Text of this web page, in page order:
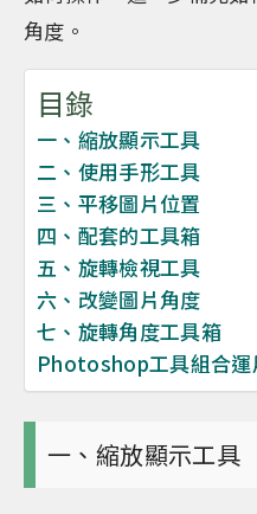
角度。
目錄
一、縮放顯示工具
二、使用手形工具
三、平移圖片位置
四、配套的工具箱
五、旋轉檢視工具
六、改變圖片角度
七、旋轉角度工具箱
Photoshop工具組合運
一、縮放顯示工具